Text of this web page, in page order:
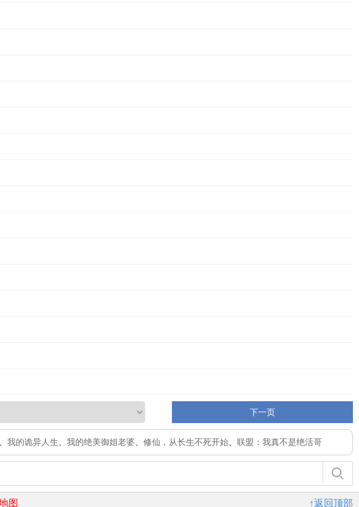
下一页
我的诡异人生 我的绝美御姐老婆 修仙，从长生不死开始 联盟：我真不是绝活哥
↑返回顶部
图